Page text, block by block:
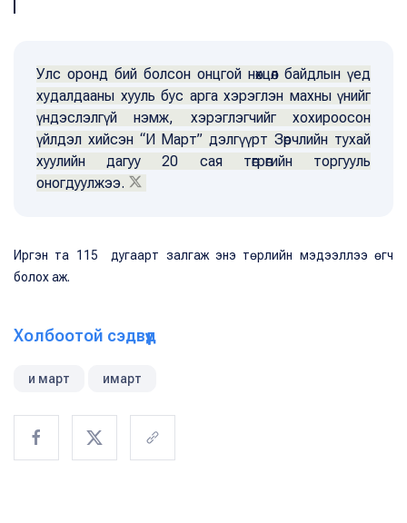
Улс оронд бий болсон онцгой нөхцөл байдлын үед
худалдааны хууль бус арга хэрэглэн махны үнийг
үндэслэлгүй нэмж, хэрэглэгчийг хохироосон
үйлдэл хийсэн “И Март” дэлгүүрт Зөрчлийн тухай
хуулийн дагуу 20 сая төгрөгийн торгууль
оногдуулжээ.
Иргэн та 115 дугаарт залгаж энэ төрлийн мэдээллээ өгч
болох аж.
Холбоотой сэдвүүд
и март имарт